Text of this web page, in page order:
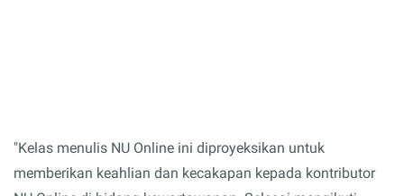
"Kelas menulis NU Online ini diproyeksikan untuk
memberikan keahlian dan kecakapan kepada kontributor